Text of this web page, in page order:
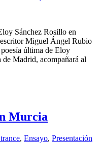
Sánchez Rosillo en
Miguel Ángel Rubio
última de Eloy
Madrid, acompañará al
Murcia
, Ensayo, Presentación